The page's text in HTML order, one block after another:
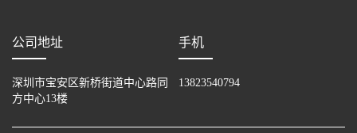
公司地址
深圳市宝安区新桥街道中心路同
方中心13楼
手机
13823540794